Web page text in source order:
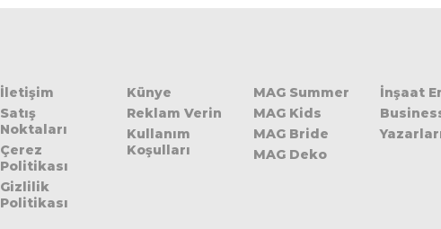
İletişim
Satış
Noktaları
Çerez
Politikası
Gizlilik
Politikası
Künye
Reklam Verin
Kullanım
Koşulları
MAG Summer
MAG Kids
MAG Bride
MAG Deko
İnşaat